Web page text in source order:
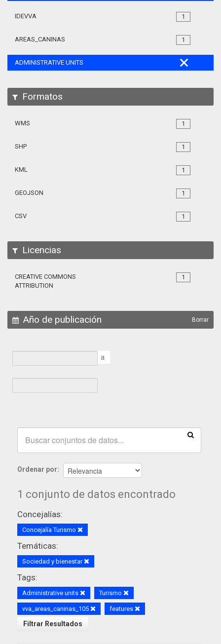
1
IDEVVA
1
AREAS_CANINAS
ADMINISTRATIVE UNITS
Formatos
1
WMS
1
SHP
1
KML
1
GEOJSON
1
CSV
Licencias
1
CREATIVE COMMONS
ATTRIBUTION
Año de publicación Borrar
a
Ordenar por
1 conjunto de datos encontrado
Concejalías:
Concejalía Turismo
Temáticas:
Sociedad y bienestar
Tags:
Administrative units Turismo
vva_areas_caninas_105 features
Filtrar Resultados